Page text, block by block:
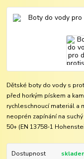
Dětské boty do vody s
před horkým pískem a
rychleschnoucí materiál a
neoprén zapínání na
50+ (EN 13758-1
Dostupnost